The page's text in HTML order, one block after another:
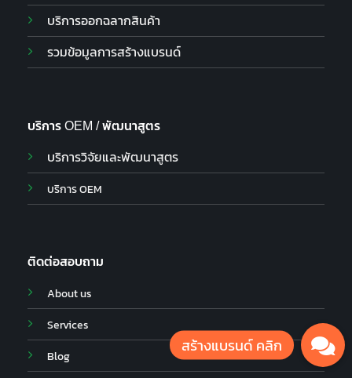
บริการออกฉลากสินค้า
รวมข้อมูลการสร้างแบรนด์
บริการ OEM / พัฒนาสูตร
บริการวิจัยและพัฒนาสูตร
บริการ OEM
ติดต่อสอบถาม
About us
Services
Blog